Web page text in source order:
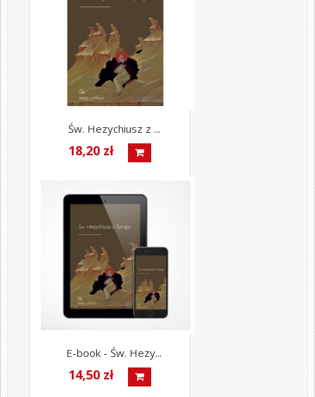
Św. Hezychiusz z ...
18,20 zł
E-book - Św. Hezy...
14,50 zł